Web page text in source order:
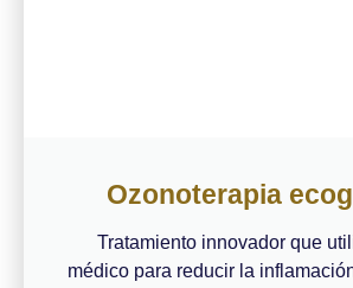
Ozonoterapia
Tratamiento innovador que
médico para reducir la